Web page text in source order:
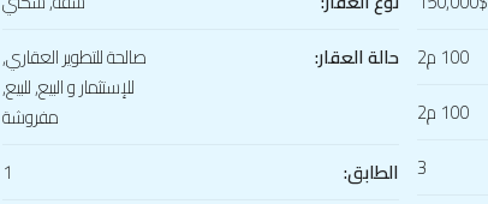
100 م2
100 م2
3
حالة العقار:
صالحة للتطوير العقاري,
للإستثمار و البيع, للبيع,
مفروشة
الطابق:
1